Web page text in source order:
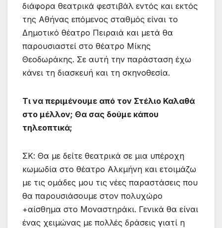
διάφορα θεατρικά φεστιβάλ εντός και εκτός
της Αθήνας επόμενος σταθμός είναι το
Δημοτικό θέατρο Πειραιά και μετά θα
παρουσιαστεί στο θέατρο Μίκης
Θεοδωράκης. Σε αυτή την παράσταση έχω
κάνει τη διασκευή και τη σκηνοθεσία.
Τι να περιμένουμε από τον Στέλιο Καλαθά
στο μέλλον; Θα σας δούμε κάπου
τηλεοπτικά;
ΣΚ: Θα με δείτε θεατρικά σε μια υπέροχη
κωμωδία στο θέατρο Αλκμήνη και ετοιμάζω
με τις ομάδες μου τις νέες παραστάσεις που
θα παρουσιάσουμε στον πολυχώρο
+αίσθημα στο Μοναστηράκι. Γενικά θα είναι
ένας χειμώνας με πολλές δράσεις γιατί η